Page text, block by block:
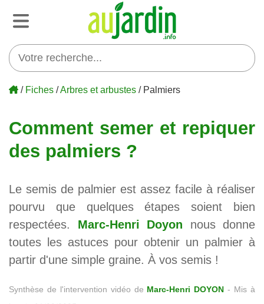
/ Fiches /Arbres et arbustes / Palmiers
Comment semer et repiquer
des palmiers ?
Le semis de palmier est assez facile à réaliser
pourvu que quelques étapes soient bien
respectées. Marc-Henri Doyon nous donne
toutes les astuces pour obtenir un palmier à
partir d'une simple graine. À vos semis !
Synthèse de l'intervention vidéo de Marc-Henri DOYON - Mis à